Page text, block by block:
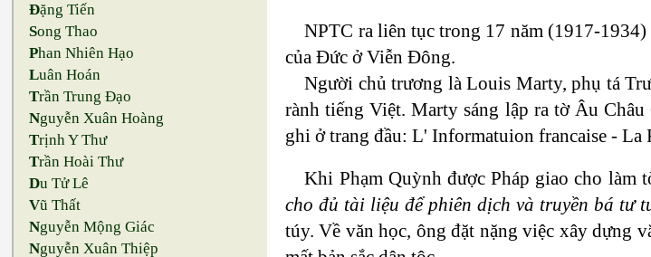
Đặng Tiến
Song Thao
Phan Nhiên Hạo
Luân Hoán
Trần Trung Đạo
Nguyễn Xuân Hoàng
Trịnh Y Thư
Trần Hoài Thư
Du Tử Lê
Vũ Thất
Nguyễn Mộng Giác
Nguyễn Xuân Thiệp
NPTC ra liên tục trong 17 năm (1917-
của Đức ở Viễn Đông.
Người chủ trương là Louis Marty, phụ tá
rành tiếng Việt. Marty sáng lập ra tờ Âu
ghi ở trang đầu: L' Informatuion francaise - La
Khi Phạm Quỳnh được Pháp giao cho làm
cho đủ tài liệu để phiên dịch và truyền bá tư
túy. Về văn học, ông đặt nặng việc xây dựng